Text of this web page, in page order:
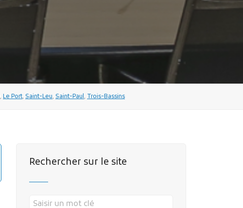
, Le Port, Saint-Leu, Saint-Paul, Trois-Bassins
Rechercher sur le site